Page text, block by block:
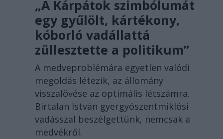
„A Kárpátok szimbólumát
egy gyűlölt, kártékony,
kóborló vadállattá
züllesztette a politikum”
A medveproblémára egyetlen valódi
megoldás létezik, az állomány
visszalövése az optimális létszámra.
Birtalan István gyergyószentmiklósi
vadásszal beszélgettünk, nemcsak a
medvékről.